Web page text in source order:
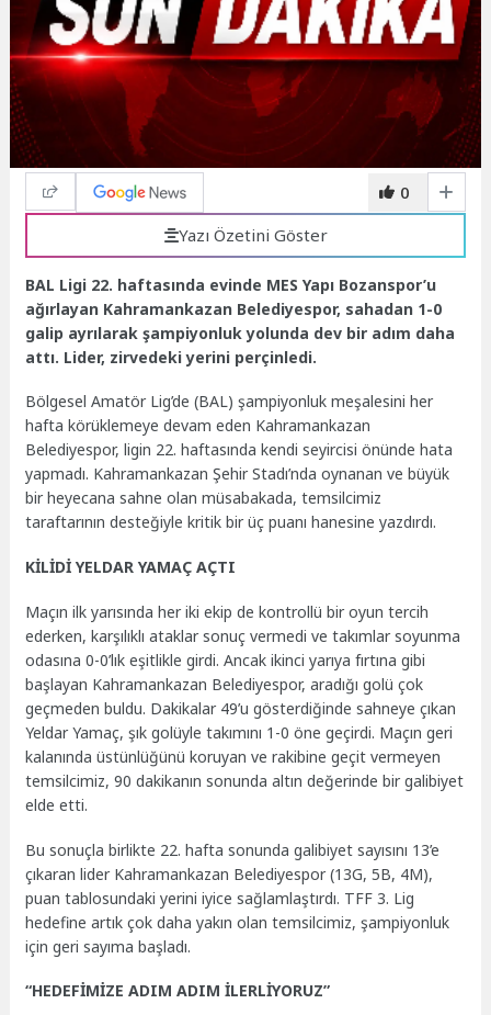
0
Yazı Özetini Göster
BAL Ligi 22. haftasında evinde MES Yapı Bozanspor’u
ağırlayan Kahramankazan Belediyespor, sahadan 1-0
galip ayrılarak şampiyonluk yolunda dev bir adım daha
attı. Lider, zirvedeki yerini perçinledi.
Bölgesel Amatör Lig’de (BAL) şampiyonluk meşalesini her
hafta körüklemeye devam eden Kahramankazan
Belediyespor, ligin 22. haftasında kendi seyircisi önünde hata
yapmadı. Kahramankazan Şehir Stadı’nda oynanan ve büyük
bir heyecana sahne olan müsabakada, temsilcimiz
taraftarının desteğiyle kritik bir üç puanı hanesine yazdırdı.
KİLİDİ YELDAR YAMAÇ AÇTI
Maçın ilk yarısında her iki ekip de kontrollü bir oyun tercih
ederken, karşılıklı ataklar sonuç vermedi ve takımlar soyunma
odasına 0-0’lık eşitlikle girdi. Ancak ikinci yarıya fırtına gibi
başlayan Kahramankazan Belediyespor, aradığı golü çok
geçmeden buldu. Dakikalar 49’u gösterdiğinde sahneye çıkan
Yeldar Yamaç, şık golüyle takımını 1-0 öne geçirdi. Maçın geri
kalanında üstünlüğünü koruyan ve rakibine geçit vermeyen
temsilcimiz, 90 dakikanın sonunda altın değerinde bir galibiyet
elde etti.
Bu sonuçla birlikte 22. hafta sonunda galibiyet sayısını 13’e
çıkaran lider Kahramankazan Belediyespor (13G, 5B, 4M),
puan tablosundaki yerini iyice sağlamlaştırdı. TFF 3. Lig
hedefine artık çok daha yakın olan temsilcimiz, şampiyonluk
için geri sayıma başladı.
“HEDEFİMİZE ADIM ADIM İLERLİYORUZ”